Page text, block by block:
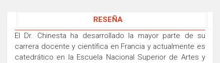
RESEÑA
El Dr. Chinesta ha desarrollado la mayor parte de su
carrera docente y científica en Francia y actualmente es
catedrático en la Escuela Nacional Superior de Artes y